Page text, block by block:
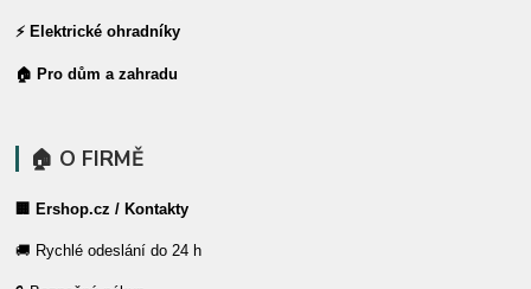
⚡ Elektrické ohradníky
🏠 Pro dům a zahradu
🏠 O FIRMĚ
🏢 Ershop.cz / Kontakty
🚚 Rychlé odeslání do 24 h